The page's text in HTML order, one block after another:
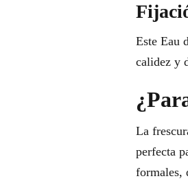
Este Eau
calidez y
La
perfecta
formales,